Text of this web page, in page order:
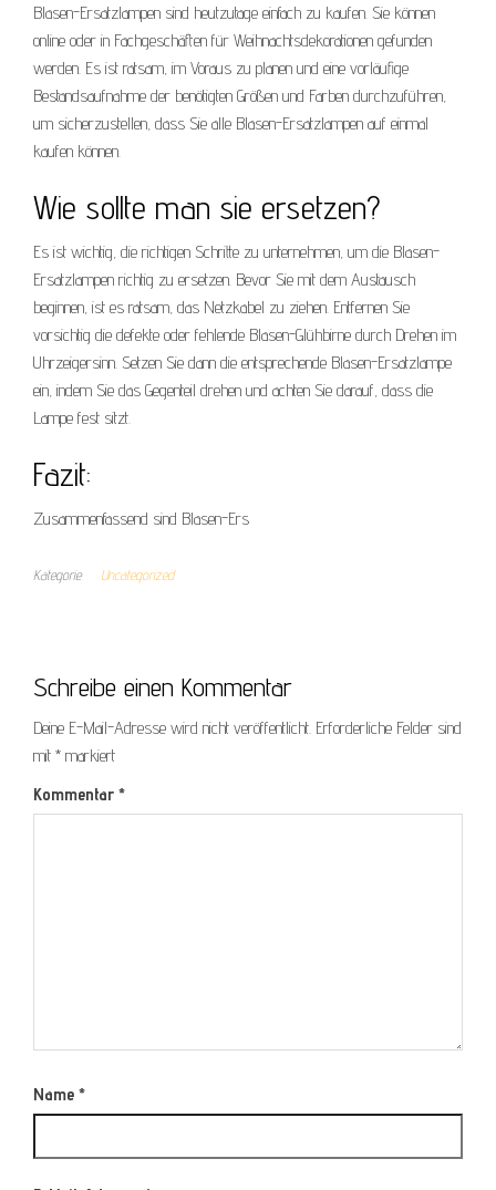
Blasen-Ersatzlampen sind heutzutage einfach zu kaufen. Sie können
online oder in Fachgeschäften für Weihnachtsdekorationen gefunden
werden. Es ist ratsam, im Voraus zu planen und eine vorläufige
Bestandsaufnahme der benötigten Größen und Farben durchzuführen,
um sicherzustellen, dass Sie alle Blasen-Ersatzlampen auf einmal
kaufen können.
Wie sollte man sie ersetzen?
Es ist wichtig, die richtigen Schritte zu unternehmen, um die Blasen-
Ersatzlampen richtig zu ersetzen. Bevor Sie mit dem Austausch
beginnen, ist es ratsam, das Netzkabel zu ziehen. Entfernen Sie
vorsichtig die defekte oder fehlende Blasen-Glühbirne durch Drehen im
Uhrzeigersinn. Setzen Sie dann die entsprechende Blasen-Ersatzlampe
ein, indem Sie das Gegenteil drehen und achten Sie darauf, dass die
Lampe fest sitzt.
Fazit:
Zusammenfassend sind Blasen-Ers
Kategorie Uncategorized
Schreibe einen Kommentar
Deine E-Mail-Adresse wird nicht veröffentlicht. Erforderliche Felder sind
mit * markiert
Kommentar *
Name *